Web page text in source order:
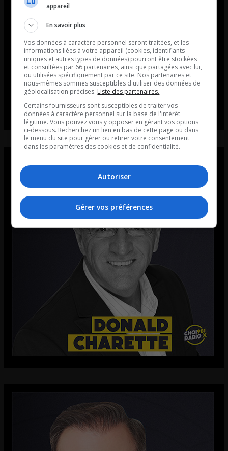
appareil
En savoir plus
Vos données à caractère personnel seront traitées, et les
informations liées à votre appareil (cookies, identifiants
uniques et autres types de données) pourront être stockées
et consultées par 66 partenaires, ainsi que partagées avec lui,
ou utilisées spécifiquement par ce site. Nos partenaires et
nous-mêmes sommes susceptibles d'utiliser des données de
géolocalisation précises. Liste des partenaires.
Certains fournisseurs sont susceptibles de traiter vos
données à caractère personnel sur la base de l'intérêt
légitime. Vous pouvez vous y opposer en gérant vos options
ci-dessous. Recherchez un lien en bas de cette page ou dans
le menu du site pour gérer ou retirer votre consentement
dans les paramètres des cookies et de confidentialité.
Autoriser
Gérer vos préférences